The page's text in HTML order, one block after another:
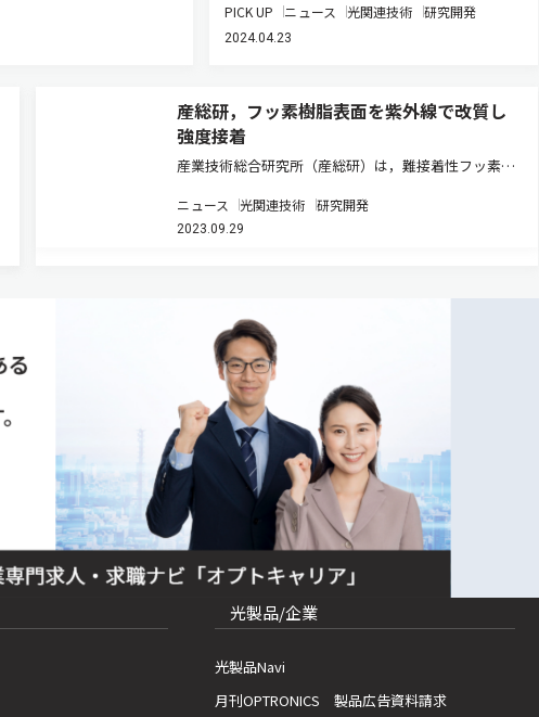
PICK UP ニュース 光関連技術 研究開発
2024.04.23
産総研，フッ素樹脂表面を紫外線で改質し
強度接着
産業技術総合研究所（産総研）は，難接着性フッ素樹
改質する，大気環境下で簡便に実施可能な新しい手法
を開発した（ニュースリリース）。 誘電損失が最も小
ニュース 光関連技術 研究開発
2023.09.29
光製品/企業
光製品Navi
月刊OPTRONICS 製品広告資料請求